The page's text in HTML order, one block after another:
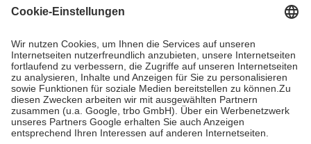
Kosten dafür, der Versicherte trägt einen Teil davon als Zuzahlung
Grundsätzlich leisten Mitglieder Zuzahlungen in Höhe von zehn
Prozent des Abgabepreises,mindestensjedochfünf Euround
höchstens zehn Euro.Es sind jedoch nie mehr als die tatsächlichen
Kosten der Leistung zu entrichten.
Diese Regeln gelten grundsätzlich auch für Online-Apotheken.
Bei Heilmitteln und häuslicher Krankenpflege beträgt die
Zuzahlung zehn Prozent der Kosten sowie zehn Euro je